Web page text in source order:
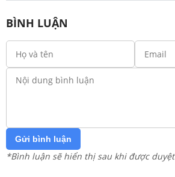
BÌNH LUẬN
Gửi bình luận
*Bình luận sẽ hiển thị sau khi được duyệt